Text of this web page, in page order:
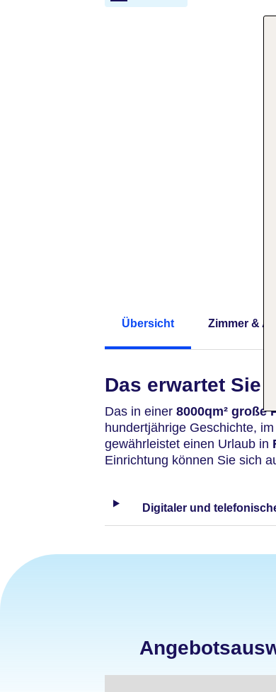
Übersicht Zimmer &
Das erwartet Sie
Das in einer 8000qm² große
hundertjährige Geschichte,
gewährleistet einen Urlaub in
Einrichtung können Sie sich
Digitaler und